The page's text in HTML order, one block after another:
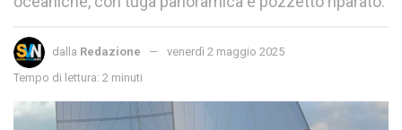
dalla Redazione
venerdì 2 maggio 2025
Tempo di lettura: 2 minuti